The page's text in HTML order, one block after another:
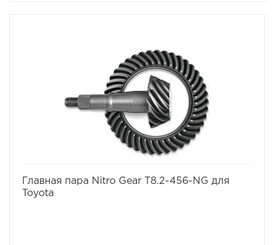
Передаточное отношение : 4.875
Рекомендуется при установке 35" колес и более.
Главная пара Nitro Gear T8.2-456-NG для
Toyota